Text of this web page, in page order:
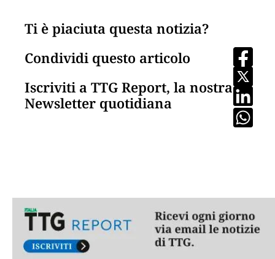
Ti è piaciuta questa notizia?
Condividi questo articolo
Iscriviti a TTG Report, la nostra
Newsletter quotidiana